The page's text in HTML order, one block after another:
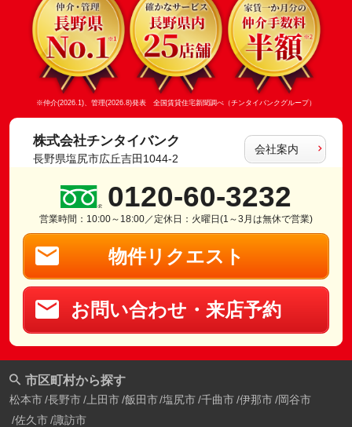
※仲介(2026.1)、管理(2026.8)発表 全国賃貸住宅新聞調べ（チンタイバンクグループ）
株式会社チンタイバンク
長野県塩尻市広丘吉田1044-2
会社案内
0120-60-3232
営業時間：10:00～18:00／定休日：火曜日(1～3月は無休で営業)
物件リクエスト
お問い合わせ・来店予約
市区町村から探す
松本市 長野市 上田市 飯田市 塩尻市 千曲市 伊那市 岡谷市
佐久市 諏訪市